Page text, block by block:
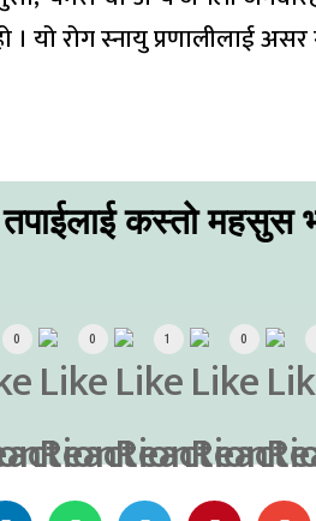
। यो रोग स्नायु प्रणालीलाई
कस्तो महसुस
0 0 1 0